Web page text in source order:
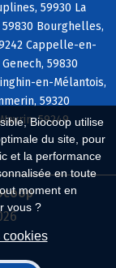
Biocoop utilise
du site, pour
et la performance
en toute
moment en
vous ?
cookies
59930 La
Bourghelles,
Cappelle-en-
59830
en-Mélantois,
59320
59249